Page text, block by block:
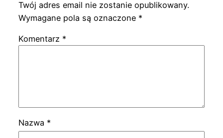
Twój adres email nie zostanie opublikowany.
Wymagane pola są oznaczone *
Komentarz *
Nazwa *